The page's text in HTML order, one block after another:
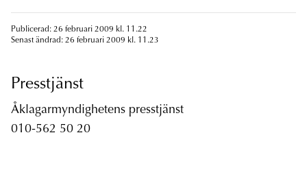
Publicerad: 26 februari 2009 kl. 11.22
Senast ändrad: 26 februari 2009 kl. 11.23
Presstjänst
Åklagarmyndighetens presstjänst
010-562 50 20